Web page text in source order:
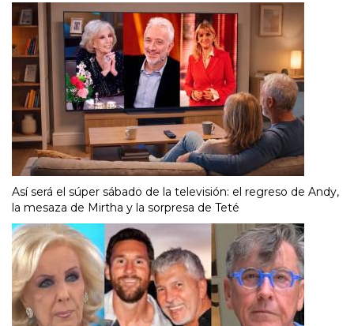
Así será el súper sábado de la televisión: el regreso de Andy,
la mesaza de Mirtha y la sorpresa de Teté